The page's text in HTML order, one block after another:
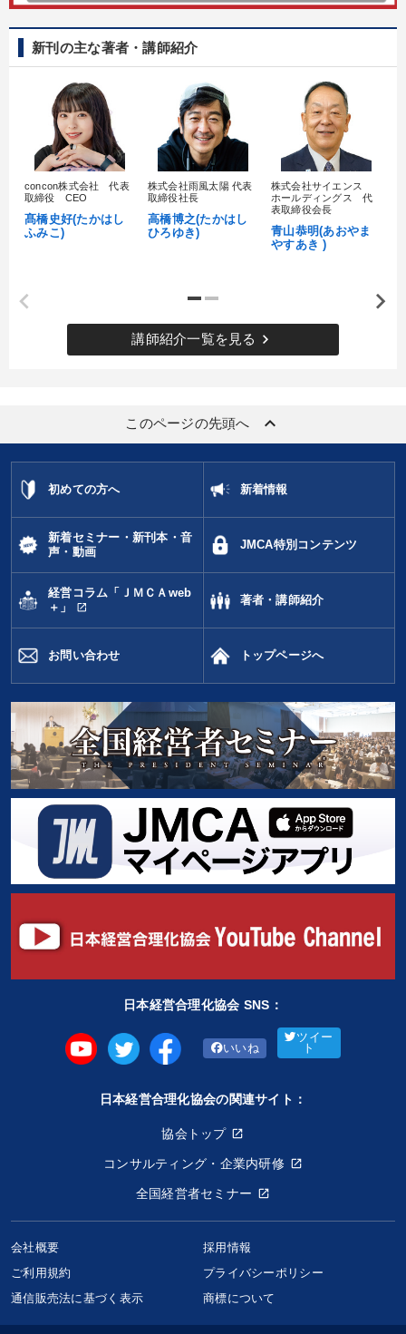
新刊の主な著者・講師紹介
concon株式会社 代表
取締役 CEO
髙橋史好(たかはし
ふみこ)
株式会社雨風太陽 代表
取締役社長
高橋博之(たかはし
ひろゆき)
株式会社サイエンス
ホールディングス 代
表取締役会長
青山恭明(あおやま
やすあき )
講師紹介一覧を見る keyboard_arrow_right
このページの先頭へ keyboard_arrow_up
初めての方へ 新着情報
新着セミナー・新刊本・音
声・動画
JMCA特別コンテンツ
経営コラム「ＪＭＣＡweb
＋」
open_in_new
著者・講師紹介
お問い合わせ トップページへ
日本経営合理化協会 SNS：
いいね
ツイー
ト
日本経営合理化協会の関連サイト：
協会トップ
コンサルティング・企業内研修
全国経営者セミナー
会社概要
採用情報
ご利用規約
プライバシーポリシー
通信販売法に基づく表示
商標について